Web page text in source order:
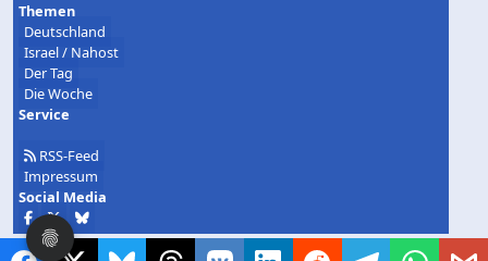
Themen
Deutschland
Israel / Nahost
Der Tag
Die Woche
Service
RSS-Feed
Impressum
Social Media